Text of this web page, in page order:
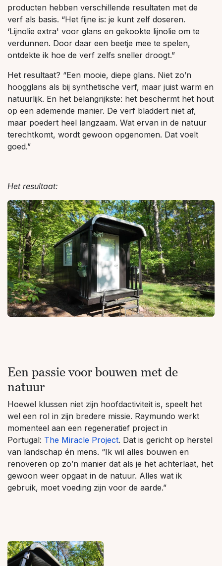
producten hebben verschillende resultaten met de
verf als basis. “Het fijne is: je kunt zelf doseren.
‘Lijnolie extra' voor glans en gekookte lijnolie om te
verdunnen. Door daar een beetje mee te spelen,
ontdekte ik hoe de verf zelfs sneller droogt.”
Het resultaat? “Een mooie, diepe glans. Niet zo’n
hoogglans als bij synthetische verf, maar juist warm en
natuurlijk. En het belangrijkste: het beschermt het hout
op een ademende manier. De verf bladdert niet af,
maar poedert heel langzaam. Wat ervan in de natuur
terechtkomt, wordt gewoon opgenomen. Dat voelt
goed.”
Het resultaat:
Een passie voor bouwen met de
natuur
Hoewel klussen niet zijn hoofdactiviteit is, speelt het
wel een rol in zijn bredere missie. Raymundo werkt
momenteel aan een regeneratief project in
Portugal: The Miracle Project. Dat is gericht op herstel
van landschap én mens. “Ik wil alles bouwen en
renoveren op zo’n manier dat als je het achterlaat, het
gewoon weer opgaat in de natuur. Alles wat ik
gebruik, moet voeding zijn voor de aarde.”